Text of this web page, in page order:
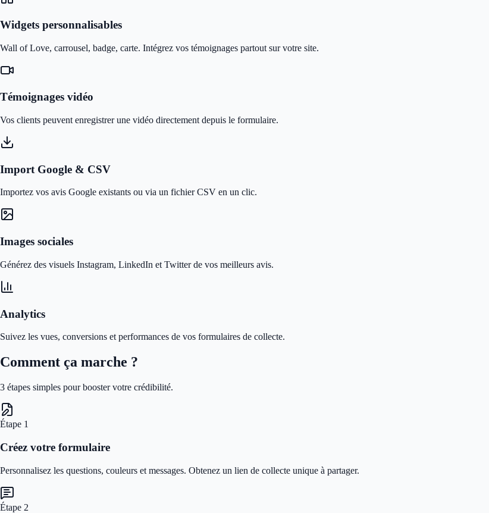
Widgets personnalisables
Wall of Love, carrousel, badge, carte. Intégrez vos témoignages partout sur votre site.
Témoignages vidéo
Vos clients peuvent enregistrer une vidéo directement depuis le formulaire.
Import Google & CSV
Importez vos avis Google existants ou via un fichier CSV en un clic.
Images sociales
Générez des visuels Instagram, LinkedIn et Twitter de vos meilleurs avis.
Analytics
Suivez les vues, conversions et performances de vos formulaires de collecte.
Comment ça marche ?
3 étapes simples pour booster votre crédibilité.
Étape 1
Créez votre formulaire
Personnalisez les questions, couleurs et messages. Obtenez un lien de collecte unique à partager.
Étape 2